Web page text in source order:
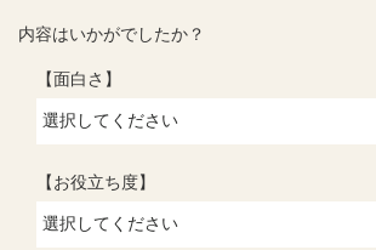
内容はいかがでしたか？
【面白さ】
【お役立ち度】